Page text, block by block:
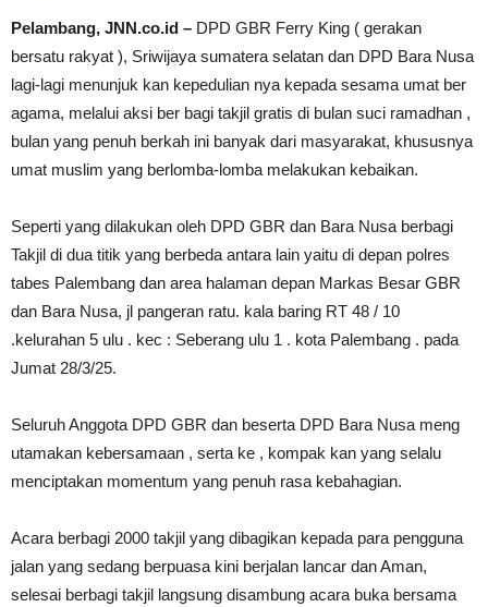
Pelambang, JNN.co.id – DPD GBR Ferry King ( gerakan
bersatu rakyat ), Sriwijaya sumatera selatan dan DPD Bara Nusa
lagi-lagi menunjuk kan kepedulian nya kepada sesama umat ber
agama, melalui aksi ber bagi takjil gratis di bulan suci ramadhan ,
bulan yang penuh berkah ini banyak dari masyarakat, khususnya
umat muslim yang berlomba-lomba melakukan kebaikan.
Seperti yang dilakukan oleh DPD GBR dan Bara Nusa berbagi
Takjil di dua titik yang berbeda antara lain yaitu di depan polres
tabes Palembang dan area halaman depan Markas Besar GBR
dan Bara Nusa, jl pangeran ratu. kala baring RT 48 / 10
.kelurahan 5 ulu . kec : Seberang ulu 1 . kota Palembang . pada
Jumat 28/3/25.
Seluruh Anggota DPD GBR dan beserta DPD Bara Nusa meng
utamakan kebersamaan , serta ke , kompak kan yang selalu
menciptakan momentum yang penuh rasa kebahagian.
Acara berbagi 2000 takjil yang dibagikan kepada para pengguna
jalan yang sedang berpuasa kini berjalan lancar dan Aman,
selesai berbagi takjil langsung disambung acara buka bersama